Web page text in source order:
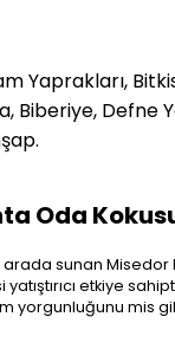
Yaprakları,
Biberiye, Defne
Oda
sunan Misedor
etkiye
yorgunluğunu mis